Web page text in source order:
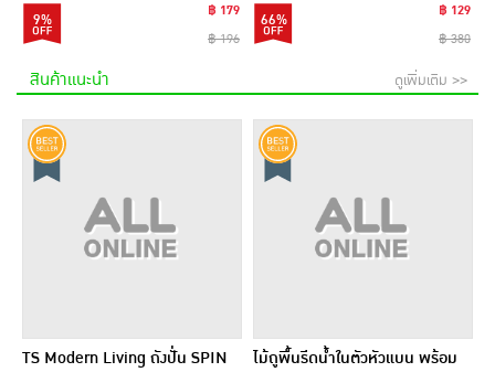
9%
฿ 179
฿ 196
66%
฿ 129
฿ 380
สินค้าแนะนำ ดูเพิ่มเติม >>
TS Modern Living ถังปั่น SPIN
ไม้ถูพื้นรีดน้ำในตัวหัวแบน พร้อม